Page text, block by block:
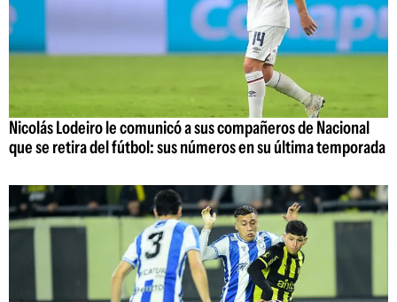
Nicolás Lodeiro le comunicó a sus compañeros de Nacional
que se retira del fútbol: sus números en su última temporada